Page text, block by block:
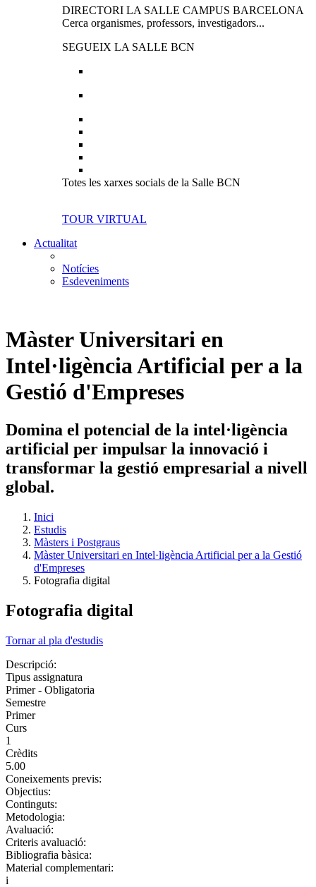
DIRECTORI LA SALLE CAMPUS BARCELONA
Cerca organismes, professors, investigadors...
SEGUEIX LA SALLE BCN
Totes les xarxes socials de la Salle BCN
TOUR VIRTUAL
Actualitat
Notícies
Esdeveniments
Màster Universitari en
Intel·ligència Artificial per a la
Gestió d'Empreses
Domina el potencial de la intel·ligència
artificial per impulsar la innovació i
transformar la gestió empresarial a nivell
global.
Inici
Estudis
Màsters i Postgraus
Màster Universitari en Intel·ligència Artificial per a la Gestió
d'Empreses
Fotografia digital
Fotografia digital
Tornar al pla d'estudis
Descripció:
Tipus assignatura
Primer - Obligatoria
Semestre
Primer
Curs
1
Crèdits
5.00
Coneixements previs:
Objectius:
Continguts:
Metodologia:
Avaluació:
Criteris avaluació:
Bibliografia bàsica:
Material complementari:
i